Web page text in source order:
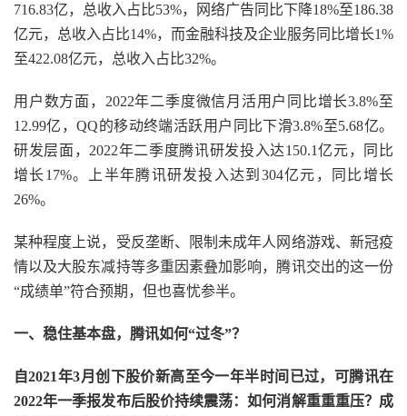
716.83亿，总收入占比53%，网络广告同比下降18%至186.38
亿元，总收入占比14%，而金融科技及企业服务同比增长1%
至422.08亿元，总收入占比32%。
用户数方面，2022年二季度微信月活用户同比增长3.8%至
12.99亿，QQ的移动终端活跃用户同比下滑3.8%至5.68亿。
研发层面，2022年二季度腾讯研发投入达150.1亿元，同比
增长17%。上半年腾讯研发投入达到304亿元，同比增长
26%。
某种程度上说，受反垄断、限制未成年人网络游戏、新冠疫
情以及大股东减持等多重因素叠加影响，腾讯交出的这一份
“成绩单”符合预期，但也喜忧参半。
一、稳住基本盘，腾讯如何“过冬”？
自2021年3月创下股价新高至今一年半时间已过，可腾讯在
2022年一季报发布后股价持续震荡：如何消解重重重压？成